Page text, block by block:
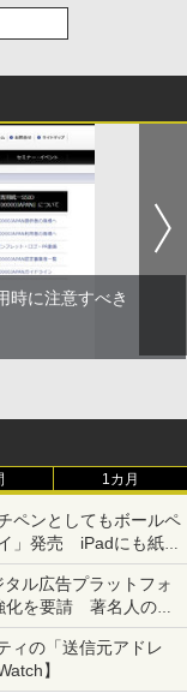
時に注意すべき
1カ月
ペンとしてもボールペ
」発売 iPadにも紙に
ル広告プラットフォ
化を要請 著名人の写
して
ィの「送信元アドレ
】